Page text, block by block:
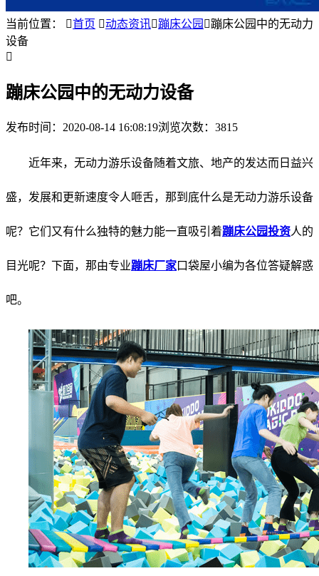
当前位置： 首页 动态资讯蹦床公园 蹦床公园中的无动力
设备

蹦床公园中的无动力设备
发布时间： 2020-08-14 16:08:19浏览次数：3815
近年来，无动力游乐设备随着文旅、地产的发达而日益兴
盛，发展和更新速度令人咂舌，那到底什么是无动力游乐设备
呢？它们又有什么独特的魅力能一直吸引着蹦床公园投资人的
目光呢？下面，那由专业蹦床厂家口袋屋小编为各位答疑解惑
吧。